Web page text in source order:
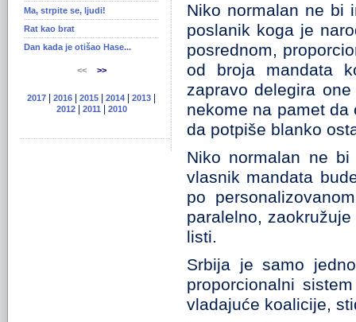
Ma, strpite se, ljudi!
Rat kao brat
Dan kada je otišao Hase...
<< >>
2017 2016 2015 2014 2013
2012| 2011| 2010
Niko normalan ne bi
poslanik koga je
posrednom,
od broja mandata
zapravo delegira
nekome na pamet
da potpiše blanko
Niko normalan ne
vlasnik mandata
po
paralelno,
listi.
Srbija je samo
proporcionalni
vladajuće koalicije,